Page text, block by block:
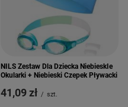
NILS Zestaw Dla Dziecka NiebieskIe
Okularki + Niebieski Czepek Pływacki
41,09 zł / szt.